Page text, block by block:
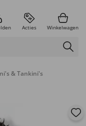
Acties Winkelwagen
& Tankini's